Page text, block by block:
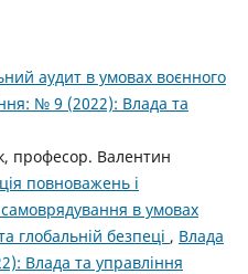
аудит в умовах воєнного
№ 9 (2022): Влада та
професор. Валентин
повноважень і
в умовах
глобальній безпеці , Влада
Влада та управління